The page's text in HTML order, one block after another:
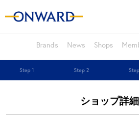
Brands
News Shops
Step 1 Step 2
ショップ詳細